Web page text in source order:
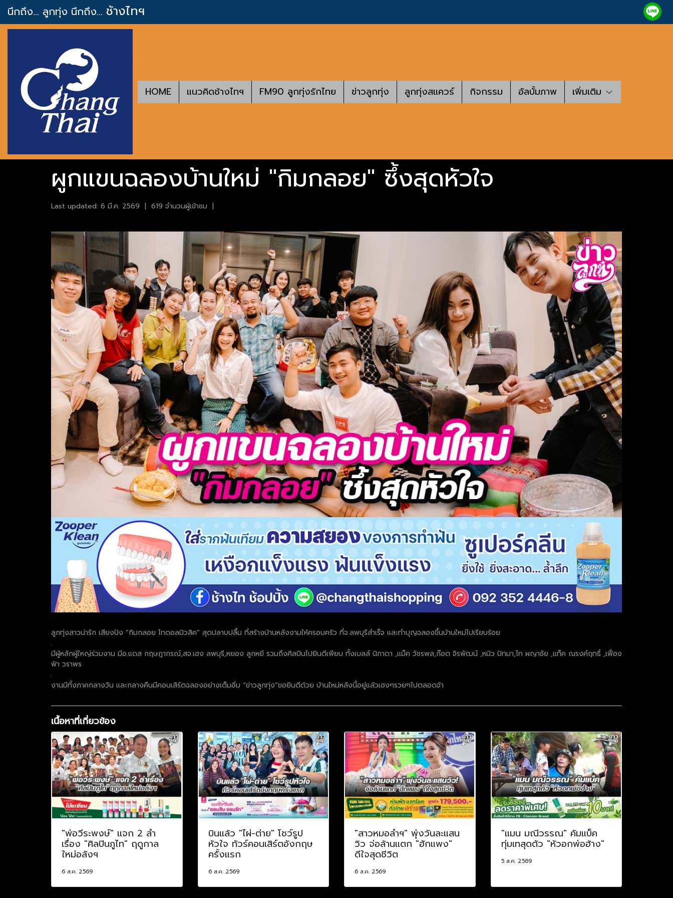
นึกถึง... ลูกทุ่ง นึกถึง... ช้างไทฯ
HOME แนวคิดช้างไทฯ FM90 ลูกทุ่งรักไทย ข่าวลูกทุ่ง ลูกทุ่งสแควร์ กิจกรรม อัลบั้มภาพ เพิ่มเติม
ผูกแขนฉลองบ้านใหม่ "กิมกลอย" ซึ้งสุดหัวใจ
Last updated: 6 มี.ค. 2569 | 619 จำนวนผู้เข้าชม |
ลูกทุ่งสาวน่ารัก เสียงปัง “กิมกลอย ไทดอลมิวสิค” สุดปลาบปลื้ม ที่สร้างบ้านหลังงามให้ครอบครัว ที่จ.ลพบุรีสำเร็จ และทำบุญฉลองขึ้นบ้านใหม่ไปเรียบร้อย
.
มีผู้หลักผู้ใหญ่ร่วมงาน มีอ.แดส กฤษฎากรณ์,สจ.เฮง ลพบุรี,หยอง ลูกหยี รวมถึงศิลปินไปยินดีเพียบ ทั้งเบลล์ นิภาดา ,แม็ค วัชรพล,ก๊อต จิรพัฒน์ ,หมิว ปัทมา,ไท ผญาชัย ,แท็ค ณรงค์ฤทธิ์ ,เฟื่อง
ฟ้า วราพร
.
งานมีทั้งภาคกลางวัน และกลางคืนมีคอนเสิร์ตฉลองอย่างเต็มอิ่ม “ข่าวลูกทุ่ง”ขอยินดีด้วย บ้านใหม่หลังนี้อยู่แล้วเฮงๆรวยๆไปตลอดจ้า
เนื้อหาที่เกี่ยวข้อง
"พ่อวีระพงษ์" แจก 2 ลำ
เรื่อง "ศิลปินภูไท" ฤดูกาล
ใหม่อลังฯ
6 ส.ค. 2569
บินแล้ว "ไผ่-ต่าย" โชว์รูป
หัวใจ ทัวร์คอนเสิร์ตอังกฤษ
ครั้งแรก
6 ส.ค. 2569
"สาวหมอลำฯ" พุ่งวันละแสน
วิว จ่อล้านแตก "ฮักแพง"
ดีใจสุดชีวิต
6 ส.ค. 2569
"แมน มณีวรรณ" คัมแบ็ค
ทุ่มเทสุดตัว "หัวอกพ่อฮ้าง"
5 ส.ค. 2569